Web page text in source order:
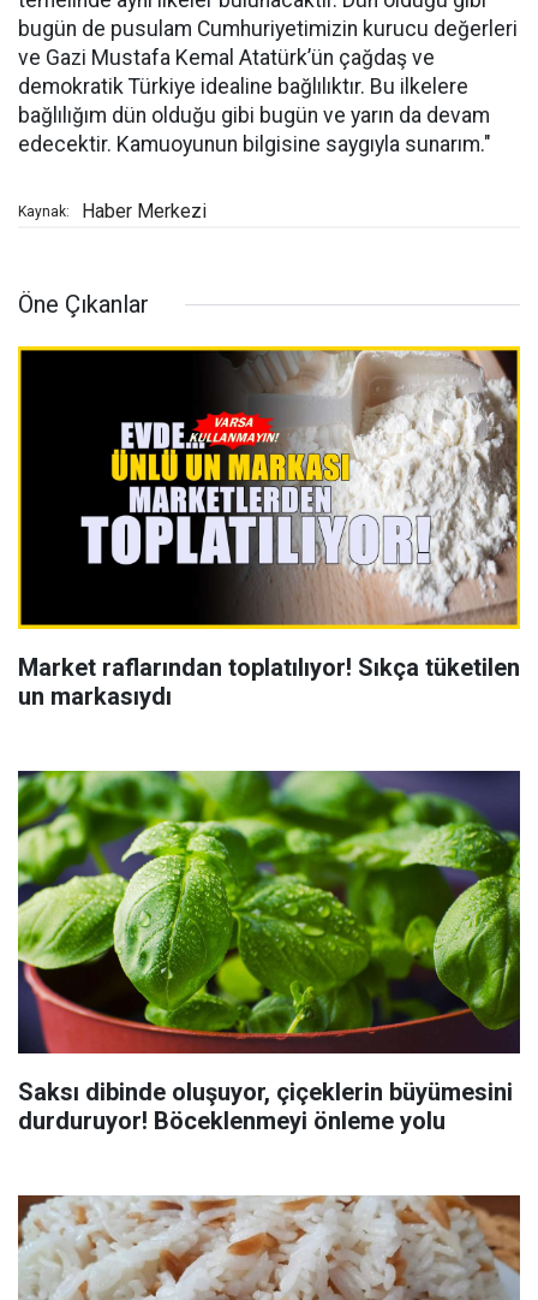
bugün de pusulam Cumhuriyetimizin kurucu değerleri
ve Gazi Mustafa Kemal Atatürk’ün çağdaş ve
demokratik Türkiye idealine bağlılıktır. Bu ilkelere
bağlılığım dün olduğu gibi bugün ve yarın da devam
edecektir. Kamuoyunun bilgisine saygıyla sunarım."
Kaynak: Haber Merkezi
Öne Çıkanlar
Market raflarından toplatılıyor! Sıkça tüketilen
un markasıydı
Saksı dibinde oluşuyor, çiçeklerin büyümesini
durduruyor! Böceklenmeyi önleme yolu